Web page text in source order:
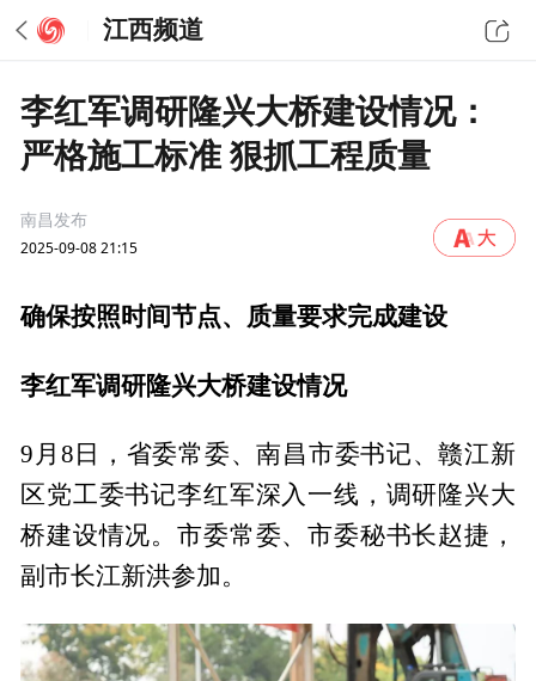
江西频道
李红军调研隆兴大桥建设情况：
严格施工标准 狠抓工程质量
南昌发布
2025-09-08 21:15
确保按照时间节点、质量要求完成建设
李红军调研隆兴大桥建设情况
9月8日，省委常委、南昌市委书记、赣江新
区党工委书记李红军深入一线，调研隆兴大
桥建设情况。市委常委、市委秘书长赵捷，
副市长江新洪参加。